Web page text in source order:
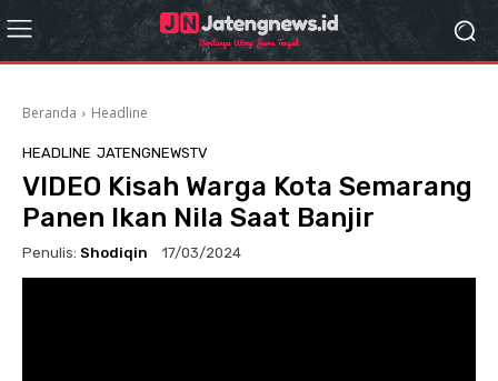
Beranda Headline
HEADLINE JATENGNEWSTV
VIDEO Kisah Warga Kota Semarang
Panen Ikan Nila Saat Banjir
Penulis: Shodiqin 17/03/2024